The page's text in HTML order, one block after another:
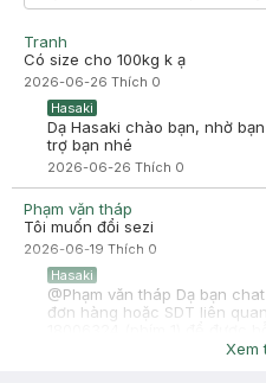
Tranh
Có size cho 100kg k ạ
2026-06-26 Thích 0
Hasaki
Dạ Hasaki chào bạn, nhờ
trợ bạn nhé
2026-06-26 Thích 0
Phạm văn tháp
Tôi muốn đổi sezi
2026-06-19 Thích 0
Hasaki
@Phạm văn tháp Dạ bạn
đơn hàng hoặc SDT liên
đã tin tưởng và mua sắm tại
Xem